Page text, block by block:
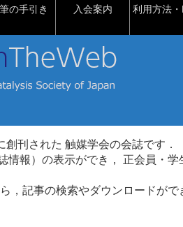
の手引き 入会案内 利用方法
刊された 触媒学会の会誌です．
報）の表示ができ， 正会員・
，記事の検索やダウンロードがで